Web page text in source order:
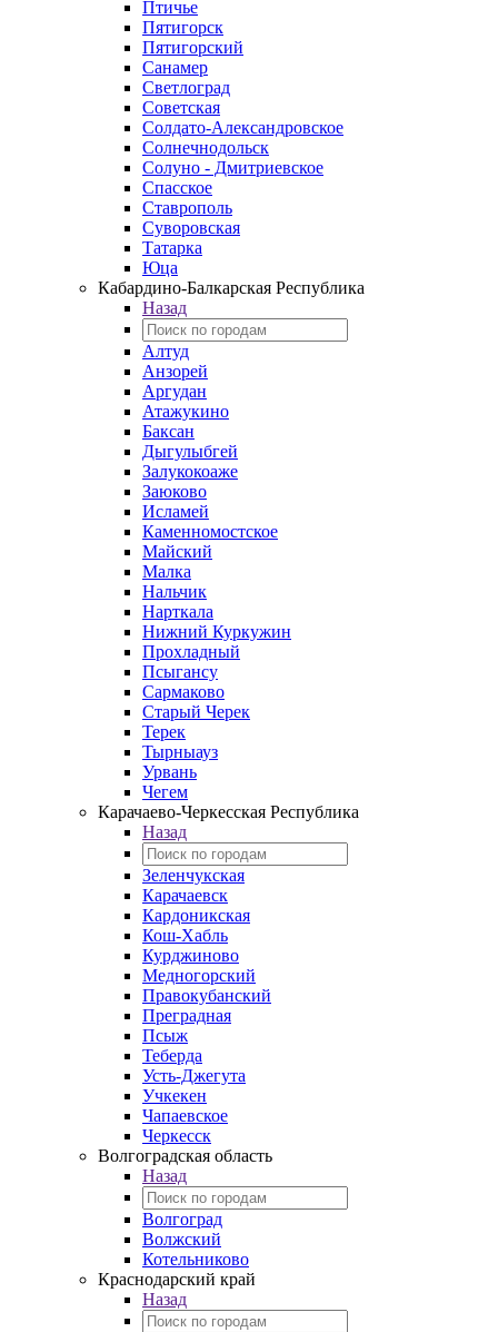
Птичье
Пятигорск
Пятигорский
Санамер
Светлоград
Советская
Солдато-Александровское
Солнечнодольск
Солуно - Дмитриевское
Спасское
Ставрополь
Суворовская
Татарка
Юца
Кабардино‑Балкарская Республика
Назад
Алтуд
Анзорей
Аргудан
Атажукино
Баксан
Дыгулыбгей
Залукокоаже
Заюково
Исламей
Каменномостское
Майский
Малка
Нальчик
Нарткала
Нижний Куркужин
Прохладный
Псыгансу
Сармаково
Старый Черек
Терек
Тырныауз
Урвань
Чегем
Карачаево-Черкесская Республика
Назад
Зеленчукская
Карачаевск
Кардоникская
Кош-Хабль
Курджиново
Медногорский
Правокубанский
Преградная
Псыж
Теберда
Усть-Джегута
Учкекен
Чапаевское
Черкесск
Волгоградская область
Назад
Волгоград
Волжский
Котельниково
Краснодарский край
Назад